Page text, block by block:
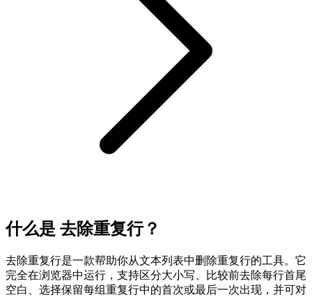
什么是 去除重复行？
去除重复行是一款帮助你从文本列表中删除重复行的工具。它
完全在浏览器中运行，支持区分大小写、比较前去除每行首尾
空白、选择保留每组重复行中的首次或最后一次出现，并可对